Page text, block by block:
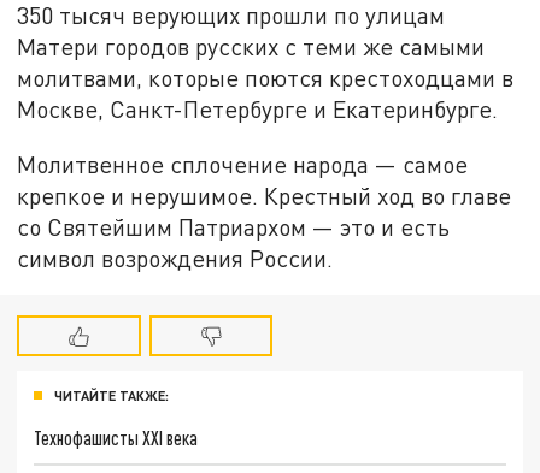
350 тысяч верующих прошли по улицам
Матери городов русских с теми же самыми
молитвами, которые поются крестоходцами в
Москве, Санкт-Петербурге и Екатеринбурге.
Молитвенное сплочение народа — самое
крепкое и нерушимое. Крестный ход во главе
со Святейшим Патриархом — это и есть
символ возрождения России.
ЧИТАЙТЕ ТАКЖЕ:
Технофашисты XXI века